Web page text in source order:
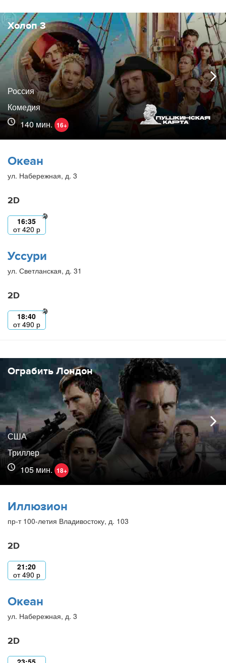
Холоп 3
Россия
Комедия
140 мин. 16+
Океан
ул. Набережная, д. 3
2D
16:35
от420 р
Уссури
ул. Светланская, д. 31
2D
18:40
от490 р
Ограбить Лондон
США
Триллер
105 мин. 18+
Иллюзион
пр-т 100-летия Владивостоку, д. 103
2D
21:20
от490 р
Океан
ул. Набережная, д. 3
2D